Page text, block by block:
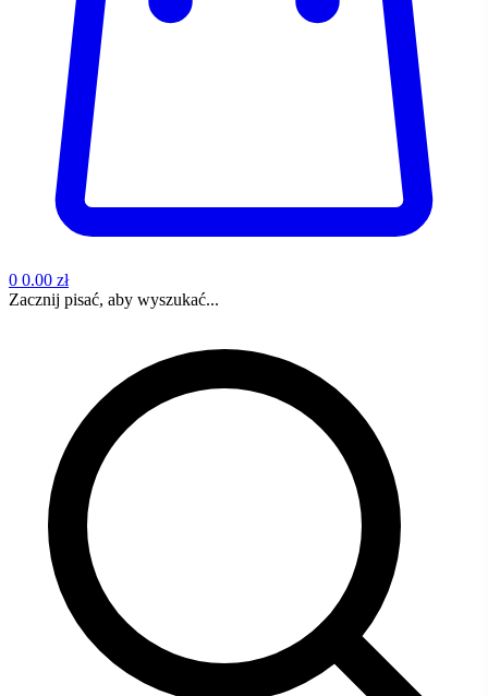
0 0.00 zł
Zacznij pisać, aby wyszukać...